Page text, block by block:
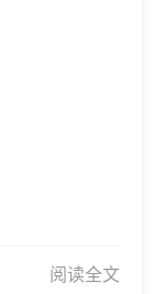
阅读全文